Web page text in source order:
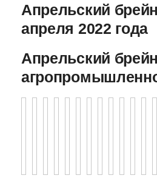
Апрельский
апреля 2022 года
Апрельский